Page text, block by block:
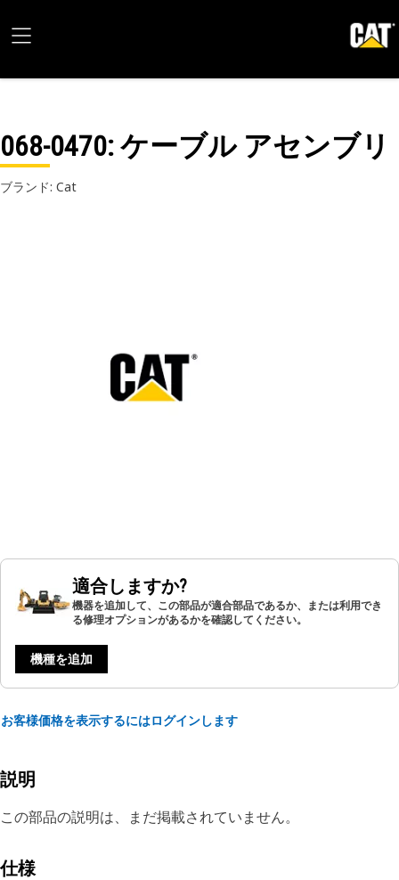
068-0470: ケーブル アセンブリ
ブランド: Cat
適合しますか?
機器を追加して、この部品が適合部品であるか、または利用でき
る修理オプションがあるかを確認してください。
機種を追加
お客様価格を表示するにはログインします
説明
この部品の説明は、まだ掲載されていません。
仕様